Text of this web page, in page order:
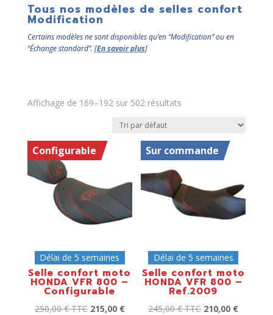
Tous nos modèles de selles confort
Modification
Certains modèles ne sont disponibles qu’en “Modification” ou en
“Échange standard”. [En savoir plus]
Affichage de 169–192 sur 502 résultats
Configurable
Délai de 5 semaines
Selle confort moto
HONDA VFR 800 –
Configurable
250,00€ TTC 215,00 €
Sur commande
Délai de 5 semaines
Selle confort moto
HONDA VFR 800 –
Ref.2009
245,00€ TTC 210,00 €